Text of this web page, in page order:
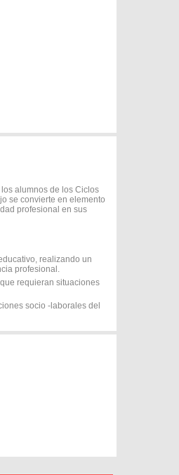
alumnos de los Ciclos
se convierte en elemento
profesional en sus
realizando un
profesional.
requieran situaciones
socio -laborales del